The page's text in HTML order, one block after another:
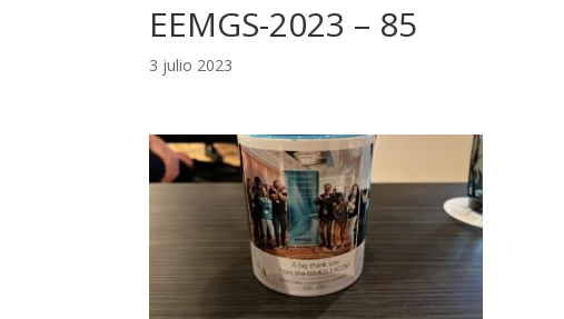
EEMGS-2023 – 85
3 julio 2023